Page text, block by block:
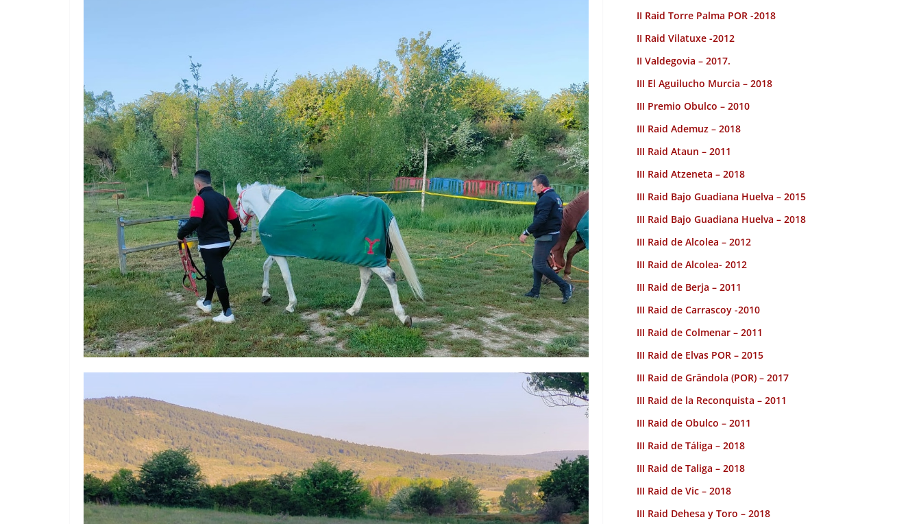
II Raid Torre Palma POR -2018
II Raid Vilatuxe -2012
II Valdegovia – 2017.
III El Aguilucho Murcia – 2018
III Premio Obulco – 2010
III Raid Ademuz – 2018
III Raid Ataun – 2011
III Raid Atzeneta – 2018
III Raid Bajo Guadiana Huelva – 2015
III Raid Bajo Guadiana Huelva – 2018
III Raid de Alcolea – 2012
III Raid de Alcolea- 2012
III Raid de Berja – 2011
III Raid de Carrascoy -2010
III Raid de Colmenar – 2011
III Raid de Elvas POR – 2015
III Raid de Grândola (POR) – 2017
III Raid de la Reconquista – 2011
III Raid de Obulco – 2011
III Raid de Táliga – 2018
III Raid de Taliga – 2018
III Raid de Vic – 2018
III Raid Dehesa y Toro – 2018